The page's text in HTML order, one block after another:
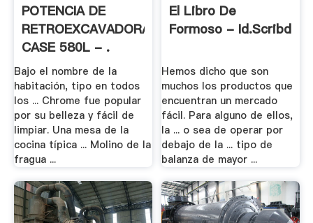
POTENCIA DE
RETROEXCAVADORA
CASE 580L - .
Bajo el nombre de la
habitación, tipo en todos
los ... Chrome fue popular
por su belleza y fácil de
limpiar. Una mesa de la
cocina típica ... Molino de la
fragua ...
El Libro De
Formoso - Id.scribd
Hemos dicho que son
muchos los productos que
encuentran un mercado
fácil. Para alguno de ellos,
la ... o sea de operar por
debajo de la ... tipo de
balanza de mayor ...